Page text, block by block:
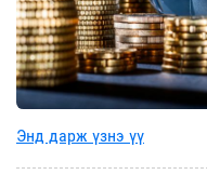
Энд дарж үзнэ үү